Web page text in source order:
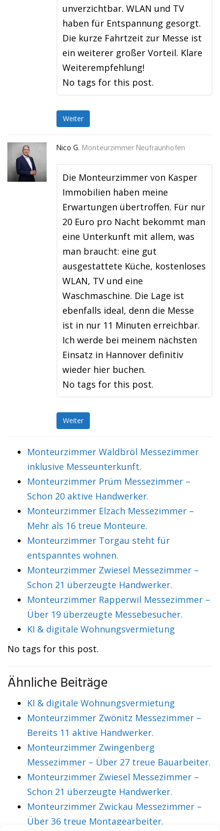
unverzichtbar. WLAN und TV
haben für Entspannung gesorgt.
Die kurze Fahrtzeit zur Messe ist
ein weiterer großer Vorteil. Klare
Weiterempfehlung!
No tags for this post.
Weiter
Nico G. Monteurzimmer Neufraunhofen
Die Monteurzimmer von Kasper
Immobilien haben meine
Erwartungen übertroffen. Für nur
20 Euro pro Nacht bekommt man
eine Unterkunft mit allem, was
man braucht: eine gut
ausgestattete Küche, kostenloses
WLAN, TV und eine
Waschmaschine. Die Lage ist
ebenfalls ideal, denn die Messe
ist in nur 11 Minuten erreichbar.
Ich werde bei meinem nächsten
Einsatz in Hannover definitiv
wieder hier buchen.
No tags for this post.
Weiter
Monteurzimmer Waldbröl Messezimmer
inklusive Messeunterkunft.
Monteurzimmer Prüm Messezimmer –
Schon 20 aktive Handwerker.
Monteurzimmer Elzach Messezimmer –
Mehr als 16 treue Monteure.
Monteurzimmer Torgau steht für
entspanntes wohnen.
Monteurzimmer Zwiesel Messezimmer –
Schon 21 überzeugte Handwerker.
Monteurzimmer Rapperwil Messezimmer –
Über 19 überzeugte Messebesucher.
KI & digitale Wohnungsvermietung
No tags for this post.
Ähnliche Beiträge
KI & digitale Wohnungsvermietung
Monteurzimmer Zwönitz Messezimmer –
Bereits 11 aktive Handwerker.
Monteurzimmer Zwingenberg
Messezimmer – Über 27 treue Bauarbeiter.
Monteurzimmer Zwiesel Messezimmer –
Schon 21 überzeugte Handwerker.
Monteurzimmer Zwickau Messezimmer –
Über 36 treue Montagearbeiter.